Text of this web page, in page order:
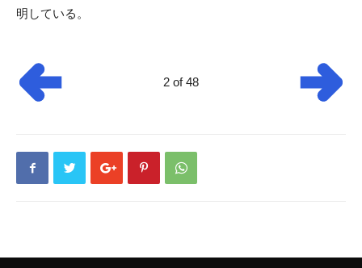
明している。
2 of 48